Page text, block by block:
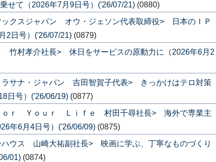
せて（2026年7月9日号）('26/07/21) (0880)
ックスジャパン オウ・ジェソン代表取締役> 日本のＩＰ
2日号）('26/07/21) (0879)
竹村孝介社長> 休日をサービスの原動力に（2026年6月2
ラサナ・ジャパン 吉田智賀子代表> きっかけはテロ対策
日号）('26/06/19) (0877)
ｏｒ Ｙｏｕｒ Ｌｉｆｅ 村田千尋社長> 海外で専業主
年6月4日号）('26/06/09) (0875)
ハウス 山崎大祐副社長> 映画に学ぶ、丁寧なものづくり
01) (0874)